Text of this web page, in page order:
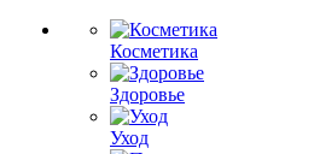
Косметика
Здоровье
Уход